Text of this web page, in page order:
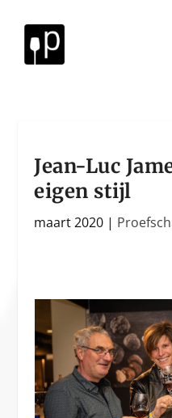
Jean-Luc
eigen stijl
maart 2020 |